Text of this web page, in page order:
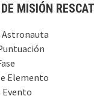
MISIÓN
Astronauta
Elemento
Evento